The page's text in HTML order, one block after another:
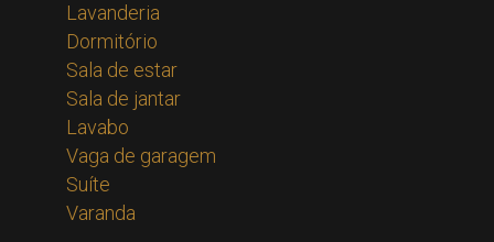
Lavanderia
Dormitório
Sala de estar
Sala de jantar
Lavabo
Vaga de garagem
Suíte
Varanda